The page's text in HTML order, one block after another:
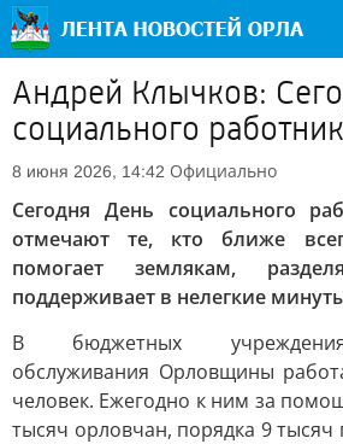
Андрей Клычков:
социального
8 июня 2026, 14:42 Официально
Сегодня День социального
отмечают те, кто ближе
помогает землякам,
поддерживает в нелегкие
В бюджетных
обслуживания Орловщины
человек. Ежегодно к ним за
тысяч орловчан, порядка 9